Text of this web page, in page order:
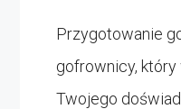
Przygotowanie
gofrownicy, który
Twojego